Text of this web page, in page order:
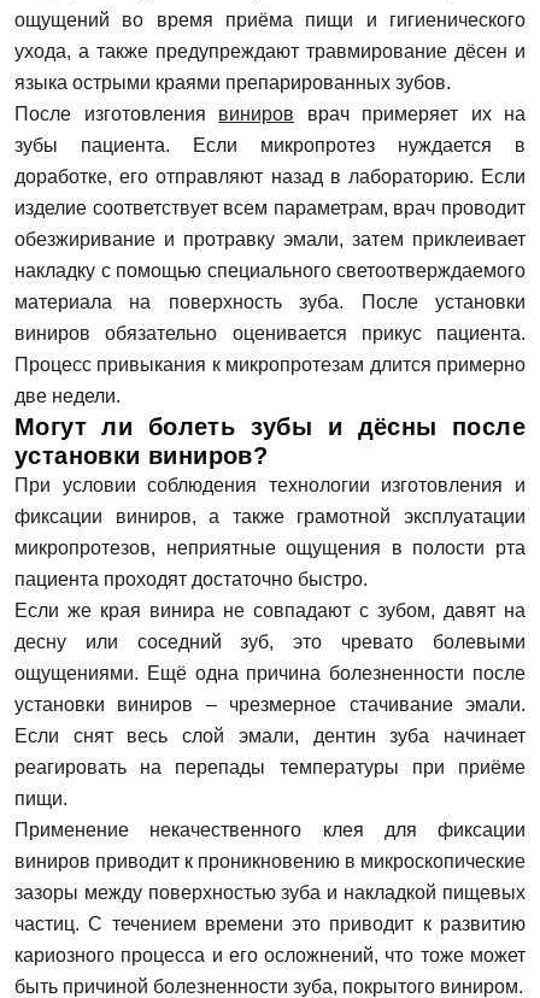
ощущений во время приёма пищи и гигиенического
ухода, а также предупреждают травмирование дёсен и
языка острыми краями препарированных зубов.
После изготовления виниров врач примеряет их на
зубы пациента. Если микропротез нуждается в
доработке, его отправляют назад в лабораторию. Если
изделие соответствует всем параметрам, врач проводит
обезжиривание и протравку эмали, затем приклеивает
накладку с помощью специального светоотверждаемого
материала на поверхность зуба. После установки
виниров обязательно оценивается прикус пациента.
Процесс привыкания к микропротезам длится примерно
две недели.
Могут ли болеть зубы и дёсны после
установки виниров?
При условии соблюдения технологии изготовления и
фиксации виниров, а также грамотной эксплуатации
микропротезов, неприятные ощущения в полости рта
пациента проходят достаточно быстро.
Если же края винира не совпадают с зубом, давят на
десну или соседний зуб, это чревато болевыми
ощущениями. Ещё одна причина болезненности после
установки виниров – чрезмерное стачивание эмали.
Если снят весь слой эмали, дентин зуба начинает
реагировать на перепады температуры при приёме
пищи.
Применение некачественного клея для фиксации
виниров приводит к проникновению в микроскопические
зазоры между поверхностью зуба и накладкой пищевых
частиц. С течением времени это приводит к развитию
кариозного процесса и его осложнений, что тоже может
быть причиной болезненности зуба, покрытого виниром.
Задать вопрос
ФИО